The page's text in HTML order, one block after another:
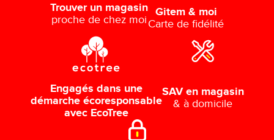
Trouver un magasin
proche de chez moi
Gitem & moi
Carte de fidélité
Engagés dans une
démarche écoresponsable
avec EcoTree
SAV en magasin
& à domicile